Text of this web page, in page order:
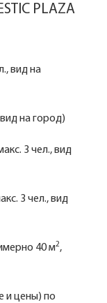
PLAZA
вид на
вид на город)
3 чел., вид
3 чел., вид
40 м2,
и цены) по